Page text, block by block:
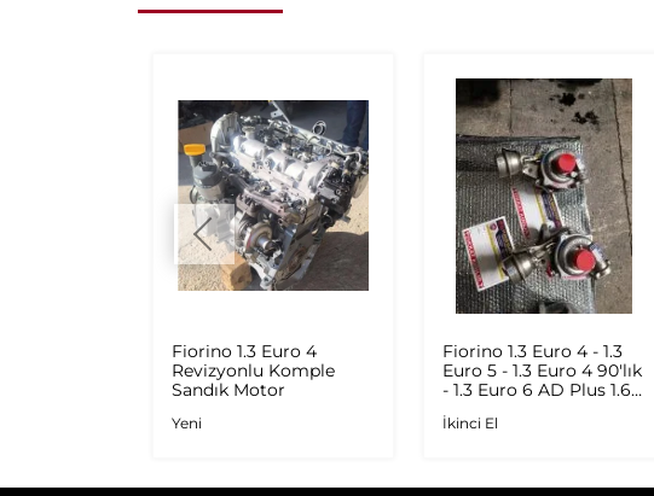
Fiorino 1.3 Euro 4
Revizyonlu Komple
Sandık Motor
Yeni
Fiorino 1.3 Euro 4 - 1.3
Euro 5 - 1.3 Euro 4 90'lık
- 1.3 Euro 6 AD Plus 1.6
Orijinal Turbo
İkinci El